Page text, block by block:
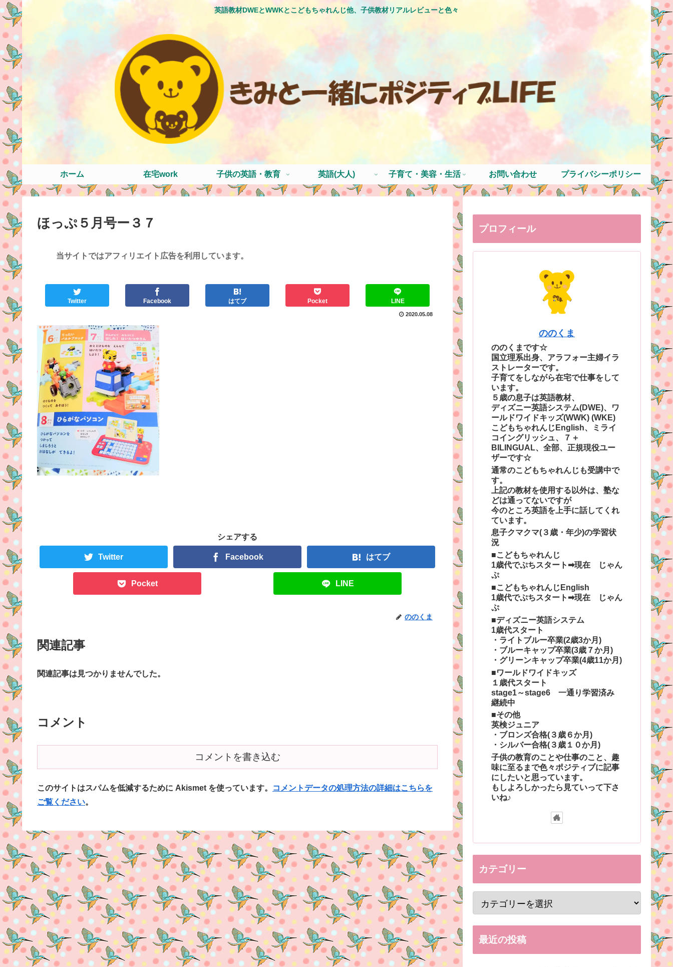
英語教材DWEとWWKとこどもちゃれんじ他、子供教材リアルレビューと色々
ホーム 在宅work 子供の英語・教育 英語(大人) 子育て・美容・生活 お問い合わせ プライバシーポリシー
ほっぷ５月号ー３７
当サイトではアフィリエイト広告を利用しています。
Twitter Facebook はてブ Pocket LINE
2020.05.08
シェアする
Twitter Facebook はてブ
Pocket LINE
ののくま
関連記事
関連記事は見つかりませんでした。
コメント
コメントを書き込む
このサイトはスパムを低減するために Akismet を使っています。
コメントデータの処理方法の詳細はこちらを
ご覧ください。
プロフィール
ののくま
ののくまです☆
国立理系出身、アラフォー主婦イラ
ストレーターです。
子育てをしながら在宅で仕事をして
います。
５歳の息子は英語教材、
ディズニー英語システム(DWE)、ワ
ールドワイドキッズ(WWK) (WKE)
こどもちゃれんじEnglish、ミライ
コイングリッシュ、７＋
BILINGUAL、全部、正規現役ユー
ザーです☆
通常のこどもちゃれんじも受講中で
す。
上記の教材を使用する以外は、塾な
どは通ってないですが
今のところ英語を上手に話してくれ
ています。
息子クマクマ(３歳・年少)の学習状
況
■こどもちゃれんじ
1歳代でぷちスタート➡現在 じゃん
ぷ
■こどもちゃれんじEnglish
1歳代でぷちスタート➡現在 じゃん
ぷ
■ディズニー英語システム
1歳代スタート
・ライトブルー卒業(2歳3か月)
・ブルーキャップ卒業(3歳７か月)
・グリーンキャップ卒業(4歳11か月)
■ワールドワイドキッズ
１歳代スタート
stage1～stage6 一通り学習済み
継続中
■その他
英検ジュニア
・ブロンズ合格(３歳６か月)
・シルバー合格(３歳１０か月)
子供の教育のことや仕事のこと、趣
味に至るまで色々ポジティブに記事
にしたいと思っています。
もしよろしかったら見ていって下さ
いね♪
カテゴリー
最近の投稿